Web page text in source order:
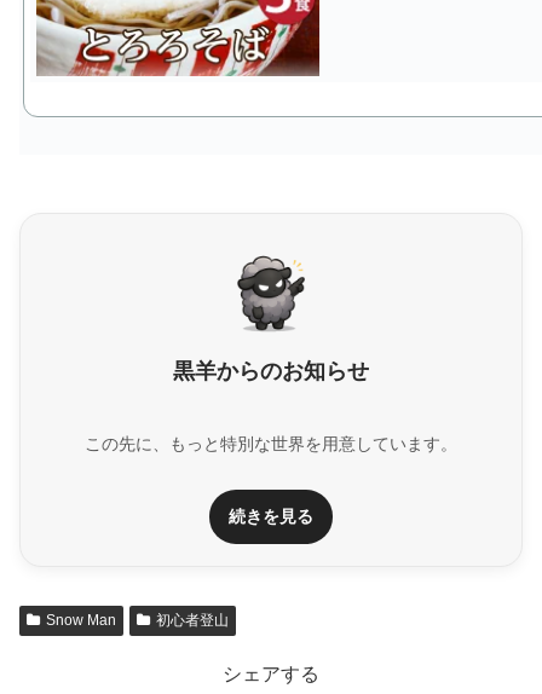
黒羊からのお知らせ
この先に、もっと特別な世界を用意しています。
続きを見る
Snow Man 初心者登山
シェアする